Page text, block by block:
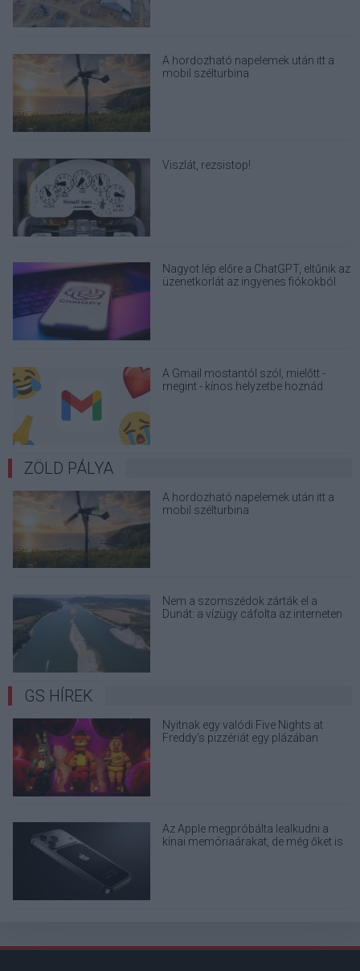
A hordozható napelemek után itt a
mobil szélturbina
Viszlát, rezsistop!
Nagyot lép előre a ChatGPT, eltűnik az
üzenetkorlát az ingyenes fiókokból
A Gmail mostantól szól, mielőtt -
megint - kínos helyzetbe hoznád
ZÖLD PÁLYA
A hordozható napelemek után itt a
mobil szélturbina
Nem a szomszédok zárták el a
Dunát: a vízügy cáfolta az interneten
GS HÍREK
Nyitnak egy valódi Five Nights at
Freddy's pizzériát egy plázában
Az Apple megpróbálta lealkudni a
kínai memóriaárakat, de még őket is